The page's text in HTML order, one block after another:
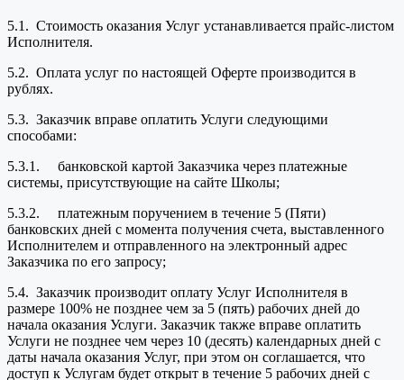
5.1. Стоимость оказания Услуг устанавливается прайс-листом
Исполнителя.
5.2. Оплата услуг по настоящей Оферте производится в
рублях.
5.3. Заказчик вправе оплатить Услуги следующими
способами:
5.3.1. банковской картой Заказчика через платежные
системы, присутствующие на сайте Школы;
5.3.2. платежным поручением в течение 5 (Пяти)
банковских дней с момента получения счета, выставленного
Исполнителем и отправленного на электронный адрес
Заказчика по его запросу;
5.4. Заказчик производит оплату Услуг Исполнителя в
размере 100% не позднее чем за 5 (пять) рабочих дней до
начала оказания Услуги. Заказчик также вправе оплатить
Услуги не позднее чем через 10 (десять) календарных дней с
даты начала оказания Услуг, при этом он соглашается, что
доступ к Услугам будет открыт в течение 5 рабочих дней с